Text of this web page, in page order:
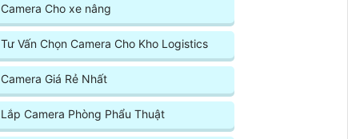
Camera Cho xe nâng
Tư Vấn Chọn Camera Cho Kho Logistics
Camera Giá Rẻ Nhất
Lắp Camera Phòng Phẩu Thuật